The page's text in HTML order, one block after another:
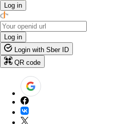
Log in
Log in
Login with Sber ID
QR code